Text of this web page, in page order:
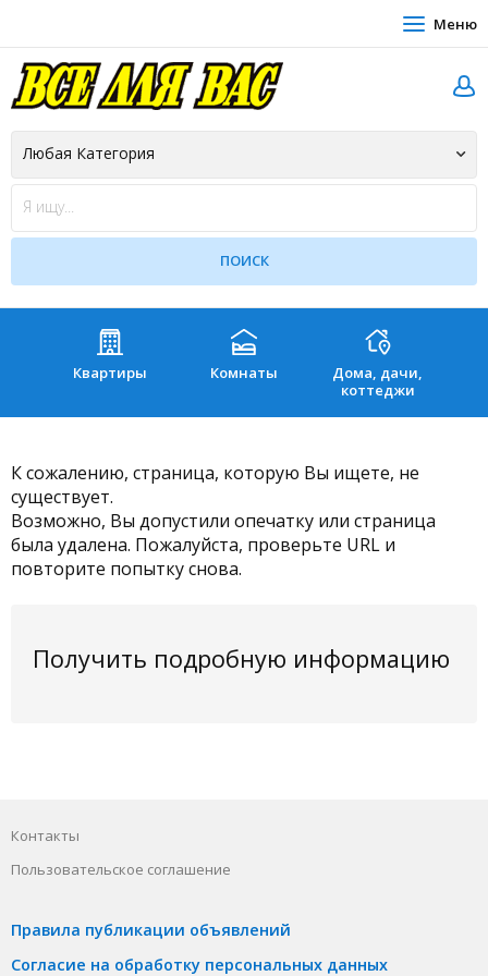
Меню
Квартиры Комнаты
Дома, дачи,
коттеджи
К сожалению, страница, которую Вы ищете, не
существует.
Возможно, Вы допустили опечатку или страница
была удалена. Пожалуйста, проверьте URL и
повторите попытку снова.
Получить подробную информацию
Контакты
Пользовательское соглашение
Правила публикации объявлений
Согласие на обработку персональных данных